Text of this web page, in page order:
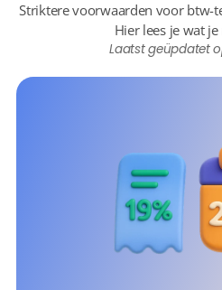
Striktere voorwaarden voor btw-
Hier lees je wat
Laatst geüpdatet